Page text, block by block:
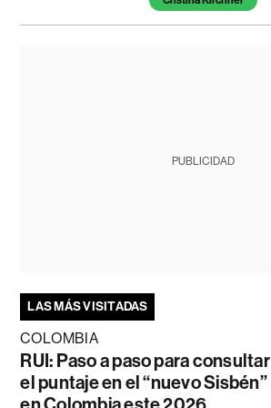
PUBLICIDAD
LAS MÁS VISITADAS
COLOMBIA
RUI: Paso a paso para consultar
el puntaje en el “nuevo Sisbén”